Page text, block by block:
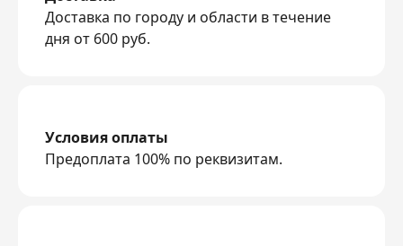
Доставка по городу и области в течение
дня от 600 руб.
Условия оплаты
Предоплата 100% по реквизитам.